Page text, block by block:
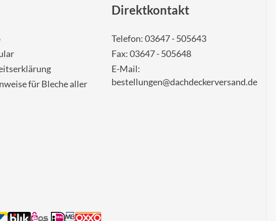
für Bleche aller
Direktkontakt
Telefon: 03647 - 505643
Fax: 03647 - 505648
E-Mail:
bestellungen@dachdeckerversand.de